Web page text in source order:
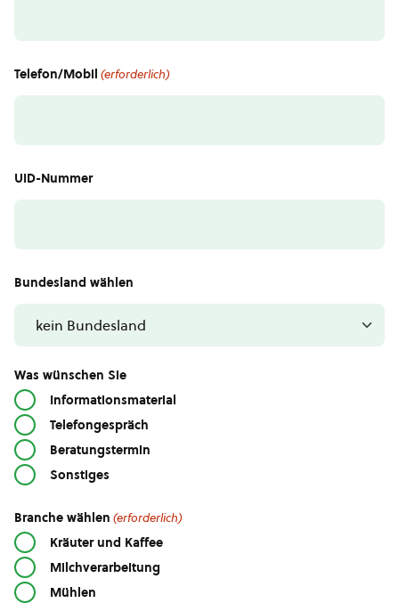
Telefon/Mobil (erforderlich)
UID-Nummer
Bundesland wählen
Was wünschen Sie
Informationsmaterial
Telefongespräch
Beratungstermin
Sonstiges
Branche wählen (erforderlich)
Kräuter und Kaffee
Milchverarbeitung
Mühlen